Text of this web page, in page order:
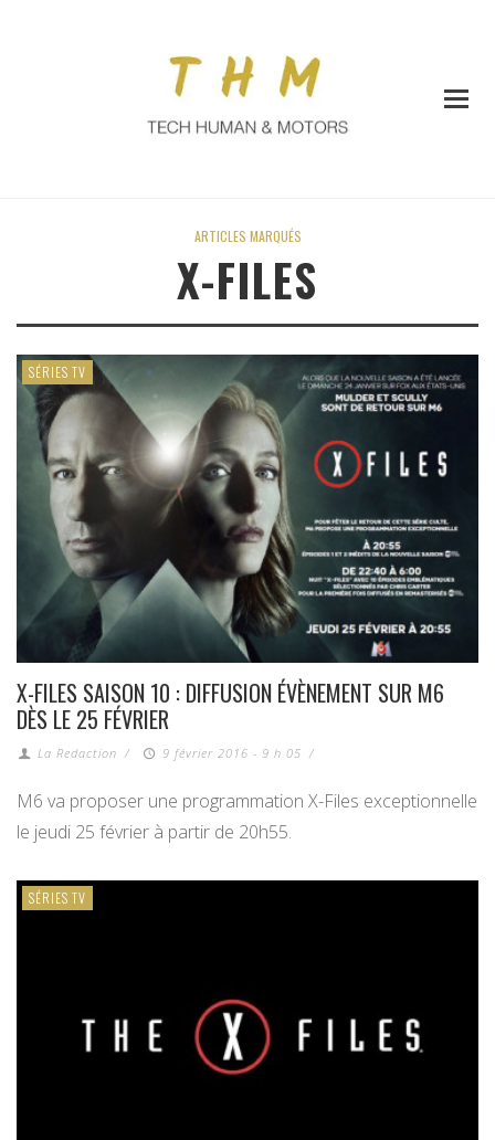
ARTICLES MARQUÉS
X-FILES
SÉRIES TV
X-FILES SAISON 10 : DIFFUSION ÉVÈNEMENT SUR M6
DÈS LE 25 FÉVRIER
La Redaction / 9 février 2016 - 9 h 05 /
M6 va proposer une programmation X-Files exceptionnelle
le jeudi 25 février à partir de 20h55.
SÉRIES TV